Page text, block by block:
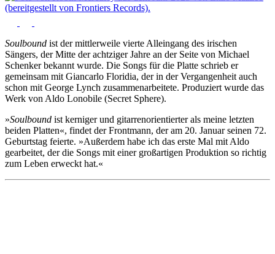
Soulbound ist der mittlerweile vierte Alleingang des irischen
Sängers, der Mitte der achtziger Jahre an der Seite von Michael
Schenker bekannt wurde. Die Songs für die Platte schrieb er
gemeinsam mit Giancarlo Floridia, der in der Vergangenheit auch
schon mit George Lynch zusammenarbeitete. Produziert wurde das
Werk von Aldo Lonobile (Secret Sphere).
»Soulbound ist kerniger und gitarrenorientierter als meine letzten
beiden Platten«, findet der Frontmann, der am 20. Januar seinen 72.
Geburtstag feierte. »Außerdem habe ich das erste Mal mit Aldo
gearbeitet, der die Songs mit einer großartigen Produktion so richtig
zum Leben erweckt hat.«